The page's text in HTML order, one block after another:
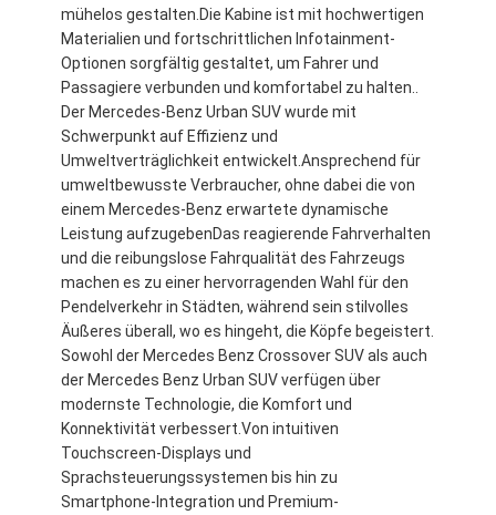
Videos
Über uns
Werksbesichtigung
Kontakt mit uns
Mercedes Benz EV
Mercedes Benz Limousine
Mercedes Benz SUV
Mercedes Benz Elektroauto
mühelos gestalten.Die Kabine ist mit hochwertigen
Materialien und fortschrittlichen Infotainment-
Optionen sorgfältig gestaltet, um Fahrer und
Passagiere verbunden und komfortabel zu halten..
Der Mercedes-Benz Urban SUV wurde mit
Schwerpunkt auf Effizienz und
Umweltverträglichkeit entwickelt.Ansprechend für
umweltbewusste Verbraucher, ohne dabei die von
einem Mercedes-Benz erwartete dynamische
Leistung aufzugebenDas reagierende Fahrverhalten
und die reibungslose Fahrqualität des Fahrzeugs
machen es zu einer hervorragenden Wahl für den
Pendelverkehr in Städten, während sein stilvolles
Äußeres überall, wo es hingeht, die Köpfe begeistert.
Sowohl der Mercedes Benz Crossover SUV als auch
der Mercedes Benz Urban SUV verfügen über
modernste Technologie, die Komfort und
Konnektivität verbessert.Von intuitiven
Touchscreen-Displays und
Sprachsteuerungssystemen bis hin zu
Smartphone-Integration und Premium-